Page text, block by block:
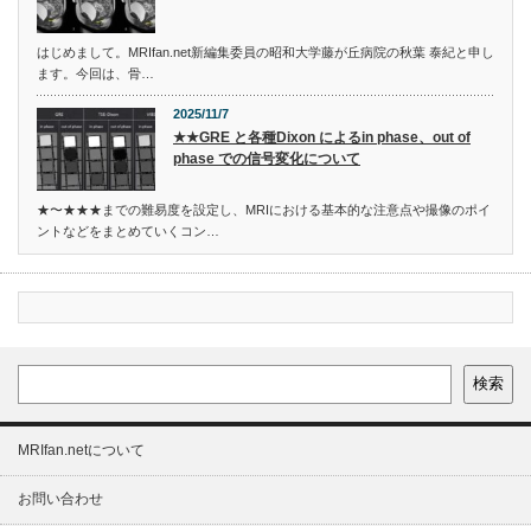
はじめまして。MRIfan.net新編集委員の昭和大学藤が丘病院の秋葉 泰紀と申し
ます。今回は、骨…
2025/11/7
★★GRE と各種Dixon によるin phase、out of
phase での信号変化について
★〜★★★までの難易度を設定し、MRIにおける基本的な注意点や撮像のポイ
ントなどをまとめていくコン…
検索
MRIfan.netについて
お問い合わせ